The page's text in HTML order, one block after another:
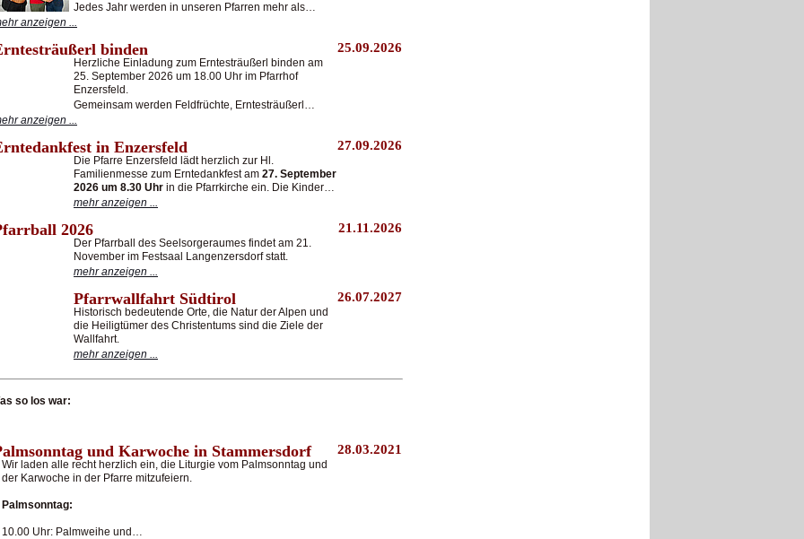
Jedes Jahr werden in unseren Pfarren mehr als…
anzeigen ...
25.09.2026
binden
Herzliche Einladung zum Erntesträußerl binden am
25. September 2026 um 18.00 Uhr im Pfarrhof
Enzersfeld.
Gemeinsam werden Feldfrüchte, Erntesträußerl…
anzeigen ...
27.09.2026
in Enzersfeld
Die Pfarre Enzersfeld lädt herzlich zur Hl.
Familienmesse zum Erntedankfest am 27. September
2026 um 8.30 Uhr in die Pfarrkirche ein. Die Kinder…
mehr anzeigen ...
21.11.2026
2026
Der Pfarrball des Seelsorgeraumes findet am 21.
November im Festsaal Langenzersdorf statt.
mehr anzeigen ...
26.07.2027
Pfarrwallfahrt Südtirol
Historisch bedeutende Orte, die Natur der Alpen und
die Heiligtümer des Christentums sind die Ziele der
Wallfahrt.
mehr anzeigen ...
so los war:
28.03.2021
und Karwoche in Stammersdorf
Wir laden alle recht herzlich ein, die Liturgie vom Palmsonntag und
der Karwoche in der Pfarre mitzufeiern.
Palmsonntag:
10.00 Uhr: Palmweihe und…